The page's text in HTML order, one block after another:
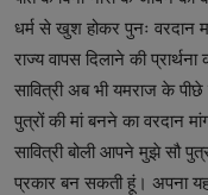
धर्म से खुश होकर पुनः वरदान
राज्य वापस दिलाने की
सावित्री अब भी यमराज के
पुत्रों की मां बनने का वरदान
सावित्री बोली आपने मुझे सौ
प्रकार बन सकती हूं। अपना यह